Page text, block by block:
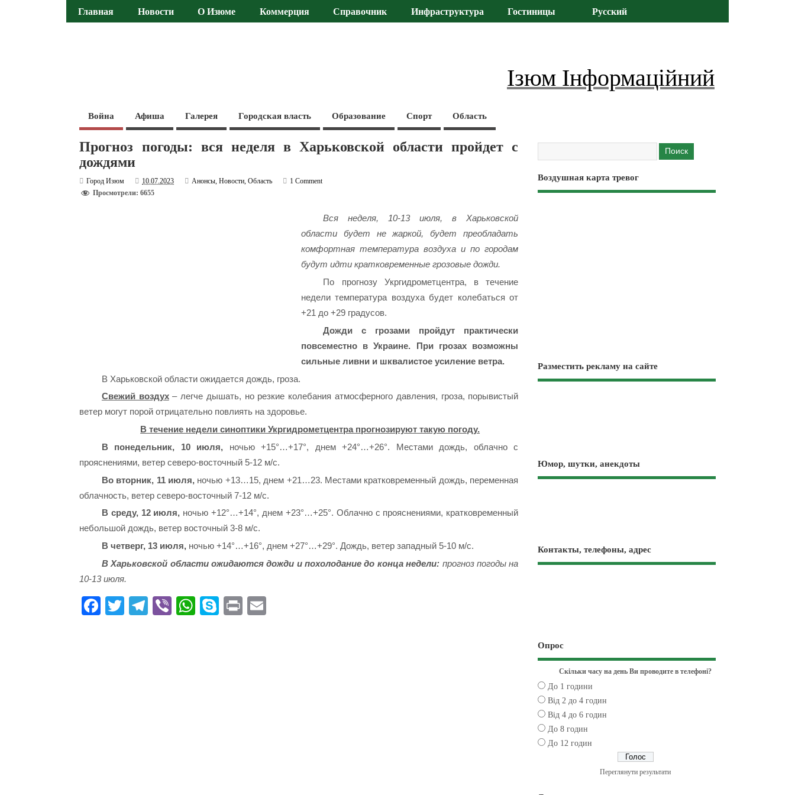
Главная Новости О Изюме Коммерция Справочник Инфраструктура Гостиницы Русский
Ізюм Інформаційний
Война Афиша Галерея Городская власть Образование Спорт Область
Прогноз погоды: вся неделя в Харьковской области пройдет с
дождями
Город Изюм 10.07.2023 Анонсы,Новости,Область
1 Comment
Просмотрели: 6655
Вся неделя, 10-13 июля, в Харьковской
области будет не жаркой, будет преобладать
комфортная температура воздуха и по городам
будут идти кратковременные грозовые дожди.
По прогнозу Укргидрометцентра, в течение
недели температура воздуха будет колебаться от
+21 до +29 градусов.
Дожди с грозами пройдут практически
повсеместно в Украине. При грозах возможны
сильные ливни и шквалистое усиление ветра.
В Харьковской области ожидается дождь, гроза.
Свежий воздух– легче дышать, но резкие колебания атмосферного давления, гроза, порывистый
ветер могут порой отрицательно повлиять на здоровье.
В течение недели синоптики Укргидрометцентра прогнозируют такую погоду.
В понедельник, 10 июля, ночью +15°…+17°, днем +24°…+26°. Местами дождь, облачно с
прояснениями, ветер северо-восточный 5-12 м/с.
Во вторник, 11 июля, ночью +13…15, днем +21…23. Местами кратковременный дождь, переменная
облачность, ветер северо-восточный 7-12 м/с.
В среду, 12 июля, ночью +12°…+14°, днем +23°…+25°. Облачно с прояснениями, кратковременный
небольшой дождь, ветер восточный 3-8 м/с.
В четверг, 13 июля,ночью +14°…+16°, днем +27°…+29°. Дождь, ветер западный 5-10 м/с.
В Харьковской области ожидаются дожди и похолодание до конца недели: прогноз погоды на
10-13 июля.
Fa T
Te Vi
W
S
Pr
Воздушная карта тревог
Разместить рекламу на сайте
Юмор, шутки, анекдоты
Контакты, телефоны, адрес
Опрос
Скільки часу на день Ви проводите в телефоні?
До 1 години
Від 2 до 4 годин
Від 4 до 6 годин
До 8 годин
До 12 годин
Переглянути результати